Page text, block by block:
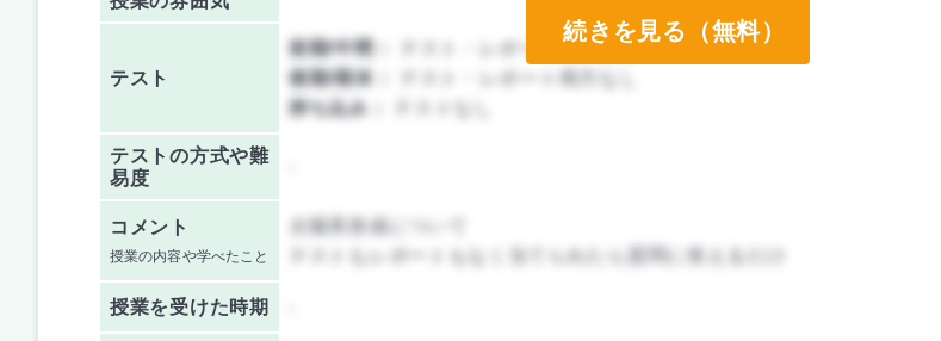
テスト
前期/中間：
テスト・レポート両方なし
後期/期末：
持ち込み：
テストの方式や難
易度
コメント
授業の内容や学べたこと
太陽系形成について
授業を受けた時期
続きを見る（無料）